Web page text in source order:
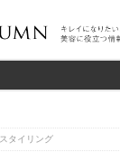
タイリング